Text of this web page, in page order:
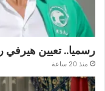
رسميا.. تعيين هيرفي
منذ 20 ساعة